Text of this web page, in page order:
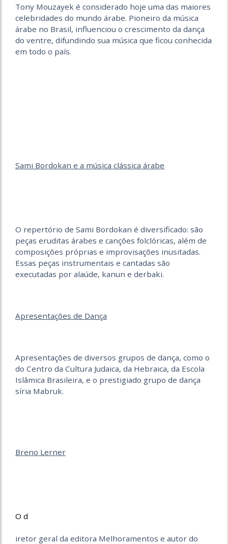
Tony Mouzayek é considerado hoje uma das maiores
celebridades do mundo árabe. Pioneiro da música
árabe no Brasil, influenciou o crescimento da dança
do ventre, difundindo sua música que ficou conhecida
em todo o país.
Sami Bordokan e a música clássica árabe
O repertório de Sami Bordokan é diversificado: são
peças eruditas árabes e canções folclóricas, além de
composições próprias e improvisações inusitadas.
Essas peças instrumentais e cantadas são
executadas por alaúde, kanun e derbaki.
Apresentações de Dança
Apresentações de diversos grupos de dança, como o
do Centro da Cultura Judaica, da Hebraica, da Escola
Islâmica Brasileira, e o prestigiado grupo de dança
síria Mabruk.
Breno Lerner
O d
iretor geral da editora Melhoramentos e autor do